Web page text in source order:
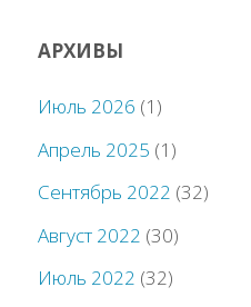
АРХИВЫ
Июль 2026 (1)
Апрель 2025 (1)
Сентябрь 2022 (32)
Август 2022 (30)
Июль 2022 (32)